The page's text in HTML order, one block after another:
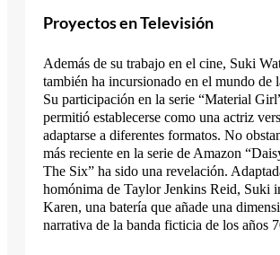
Proyectos en Televisión
Además de su trabajo en el cine, Suki
también ha incursionado en el mundo de
Su participación en la serie “Material
permitió establecerse como una actriz
adaptarse a diferentes formatos. No
más reciente en la serie de Amazon
The Six” ha sido una revelación.
homónima de Taylor Jenkins Reid, Suki
Karen, una batería que añade una
narrativa de la banda ficticia de los años